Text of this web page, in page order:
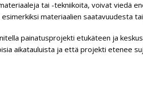
tai -tekniikoita, voivat viedä
materiaalien saatavuudesta
painatusprojekti etukäteen ja
aikatauluista ja että projekti etenee